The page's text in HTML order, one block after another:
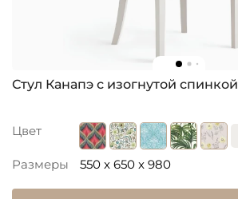
Стул Канапэ с изогнутой спинкой
Цвет
Размеры 550 x 650 x 980